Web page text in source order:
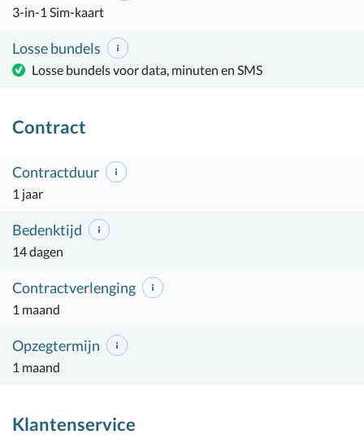
3-in-1 Sim-kaart
Losse bundels
Losse bundels voor data, minuten en SMS
Contract
Contractduur
1 jaar
Bedenktijd
14 dagen
Contractverlenging
1 maand
Opzegtermijn
1 maand
Klantenservice